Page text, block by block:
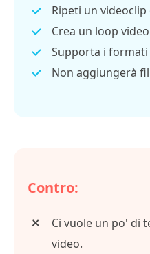
Ripeti un
Crea un loop
Supporta i
Non aggiungerà
Contro:
Ci vuole un po' di
video.